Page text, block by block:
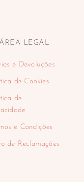
ÁREA LEGAL
e Devoluções
de Cookies
de
e Condições
de Reclamações